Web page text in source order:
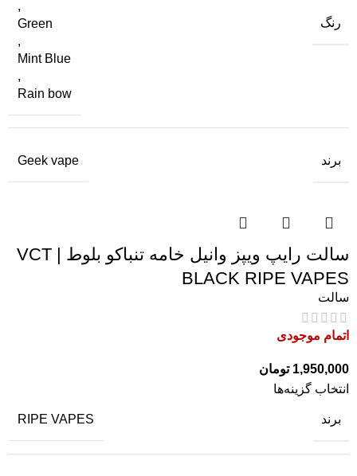
رنگ
,
Green
,
Mint Blue
,
Rain bow
برند Geek vape
سالت رایپ ویپز وانیل خامه تنباکو بلوط | VCT
BLACK RIPE VAPES
سالت
اتمام موجودی
1,950,000 تومان
انتخاب گزینه‌ها
برند RIPE VAPES